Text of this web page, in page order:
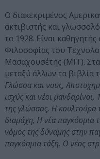
Ο διακεκριμένος
ακτιβιστής και
το 1928. Είναι
Φιλοσοφίας του
Μασαχουσέτης (MIT).
μεταξύ άλλων τα βιβλία
Γλώσσα και νους,
ισχύς και νέοι
της γλώσσας, Η κουλτούρα
διαμάχη, Η νέα
νόμος της δύναμης στην
παγκόσμια τάξη, Ο νέος